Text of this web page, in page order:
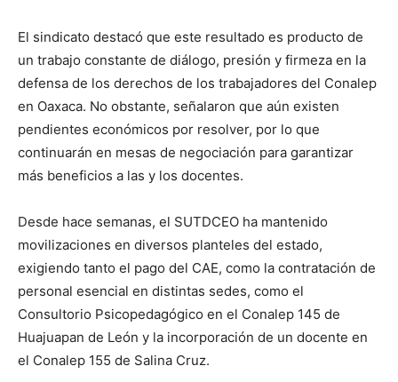
El sindicato destacó que este resultado es producto de
un trabajo constante de diálogo, presión y firmeza en la
defensa de los derechos de los trabajadores del Conalep
en Oaxaca. No obstante, señalaron que aún existen
pendientes económicos por resolver, por lo que
continuarán en mesas de negociación para garantizar
más beneficios a las y los docentes.
Desde hace semanas, el SUTDCEO ha mantenido
movilizaciones en diversos planteles del estado,
exigiendo tanto el pago del CAE, como la contratación de
personal esencial en distintas sedes, como el
Consultorio Psicopedagógico en el Conalep 145 de
Huajuapan de León y la incorporación de un docente en
el Conalep 155 de Salina Cruz.